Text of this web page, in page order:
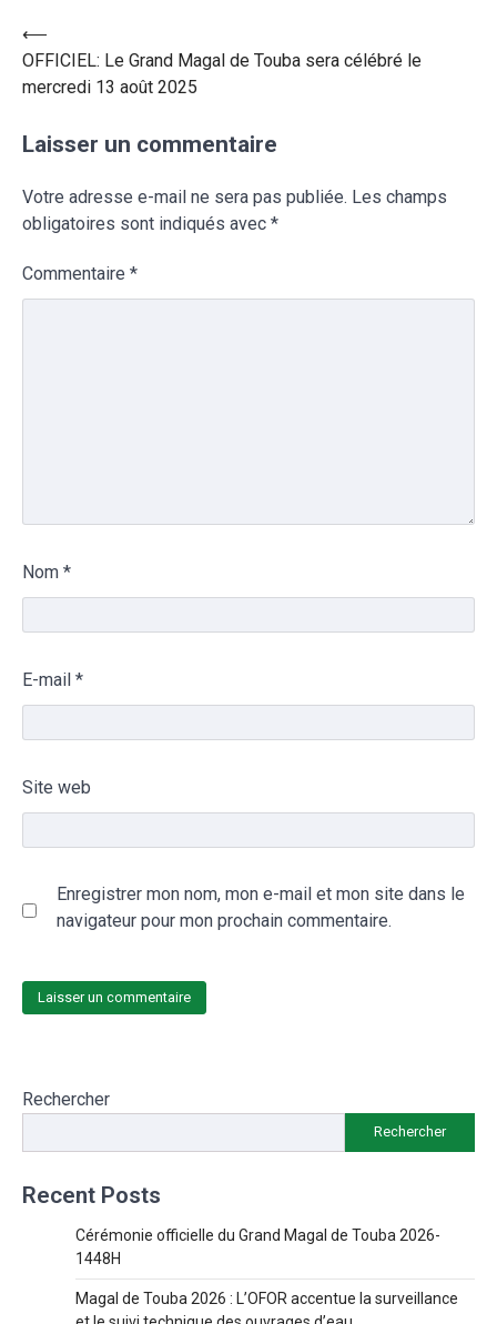
⟵
OFFICIEL: Le Grand Magal de Touba sera célébré le
mercredi 13 août 2025
Laisser un commentaire
Votre adresse e-mail ne sera pas publiée. Les champs
obligatoires sont indiqués avec *
Commentaire *
Nom *
E-mail *
Site web
Enregistrer mon nom, mon e-mail et mon site dans le
navigateur pour mon prochain commentaire.
Rechercher
Rechercher
Recent Posts
Cérémonie officielle du Grand Magal de Touba 2026-
1448H
Magal de Touba 2026 : L’OFOR accentue la surveillance